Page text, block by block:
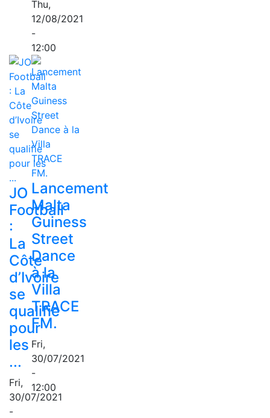
Thu,
12/08/2021
-
12:00
JO
Football
:
La
Côte
d’Ivoire
se
qualifie
pour
les
...
Fri,
30/07/2021
-
Lancement
Malta
Guiness
Street
Dance
à la
Villa
TRACE
FM.
Fri,
30/07/2021
-
12:00